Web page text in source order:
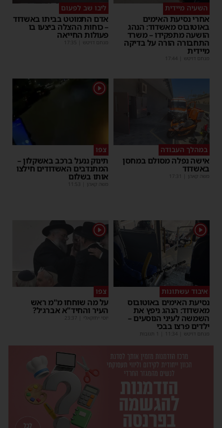
השעיה מיידית
אחרי נסיעת האימים
באוטובוס מאשדוד: הנהג
הושעה מתפקידו – משרד
התחבורה הורה על בדיקה
מיידית
מנחם דויטש 17:44
ליבו שב לפעום
אדם התמוטט בביתו באשדוד
– כוחות ההצלה ביצעו בו
פעולות החייאה
מנחם דויטש 17:35
במהלך העבודה
אישה נפלה מסולם במחסן
באשדוד
משה קאהן 17:31
1
צפו
תינוק ננעל ברכב באשקלון –
המתנדבים האשדודים חילצו
אותו בשלום
משה קאהן 11:53
1
איבוד עשתונות
נסיעת האימים באוטובוס
מאשדוד: הנהג ניפץ את
השמשה לעיני הנוסעים –
ילדים פרצו בבכי
מנחם דויטש 11:34
1
צפו
על מה שוחחו מ"מ ראש
העיר והחיד"א אברג׳ל?
יוסי יחזקאלי 23:37